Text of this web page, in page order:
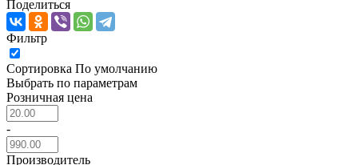
Поделиться
Фильтр
Сортировка По умолчанию
Выбрать по параметрам
Розничная цена
-
Производитель